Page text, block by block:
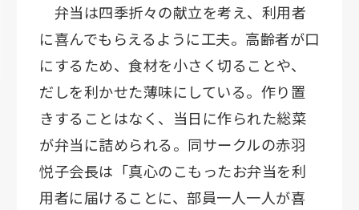
弁当は四季折々の献立を考え、利用者
に喜んでもらえるように工夫。高齢者が口
にするため、食材を小さく切ることや、
だしを利かせた薄味にしている。作り置
きすることはなく、当日に作られた総菜
が弁当に詰められる。同サークルの赤羽
悦子会長は「真心のこもったお弁当を利
用者に届けることに、部員一人一人が喜